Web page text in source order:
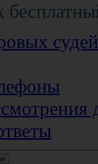
судей